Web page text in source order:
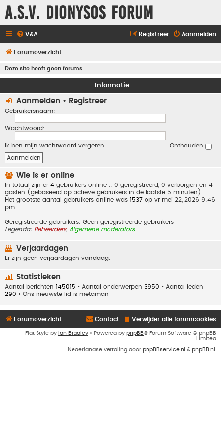
A.S.V. Dionysos Forum
V&A Aanmelden
Registreer
Forumoverzicht
Deze site heeft geen forums.
Informatie
Aanmelden • Registreer
Gebruikersnaam:
Wachtwoord:
Ik ben mijn wachtwoord vergeten Onthouden
Wie is er online
In totaal zijn er 4 gebruikers online :: 0 geregistreerd, 0 verborgen en 4
gasten (gebaseerd op actieve gebruikers in de laatste 5 minuten)
Het grootste aantal gebruikers online was 1537 op vr mei 22, 2026 9:46
pm
Geregistreerde gebruikers: Geen geregistreerde gebruikers
Legenda: Beheerders, Algemene moderators
Verjaardagen
Er zijn geen verjaardagen vandaag.
Statistieken
Aantal berichten 145015 • Aantal onderwerpen 3950 • Aantal leden
290 • Ons nieuwste lid is metaman
Forumoverzicht Verwijder alle forumcookies
Contact
Flat Style by Ian Bradley • Powered by phpBB® Forum Software © phpBB
Limited
Nederlandse vertaling door phpBBservice.nl & phpBB.nl